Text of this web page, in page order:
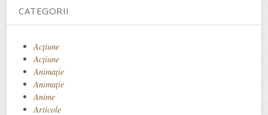
CATEGORII
Acţiune
Acțiune
Animaţie
Animație
Anime
Articole